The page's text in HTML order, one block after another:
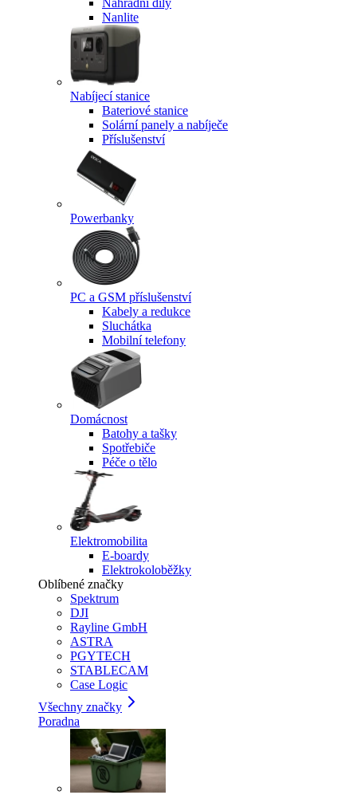
Náhradní díly
Nanlite
Nabíjecí stanice
Bateriové stanice
Solární panely a nabíječe
Příslušenství
Powerbanky
PC a GSM příslušenství
Kabely a redukce
Sluchátka
Mobilní telefony
Domácnost
Batohy a tašky
Spotřebiče
Péče o tělo
Elektromobilita
E-boardy
Elektrokoloběžky
Oblíbené značky
Spektrum
DJI
Rayline GmbH
ASTRA
PGYTECH
STABLECAM
Case Logic
Všechny značky
Poradna